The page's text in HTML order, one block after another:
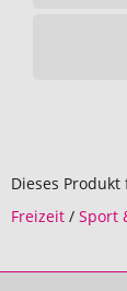
Dieses
Freizeit / Sport